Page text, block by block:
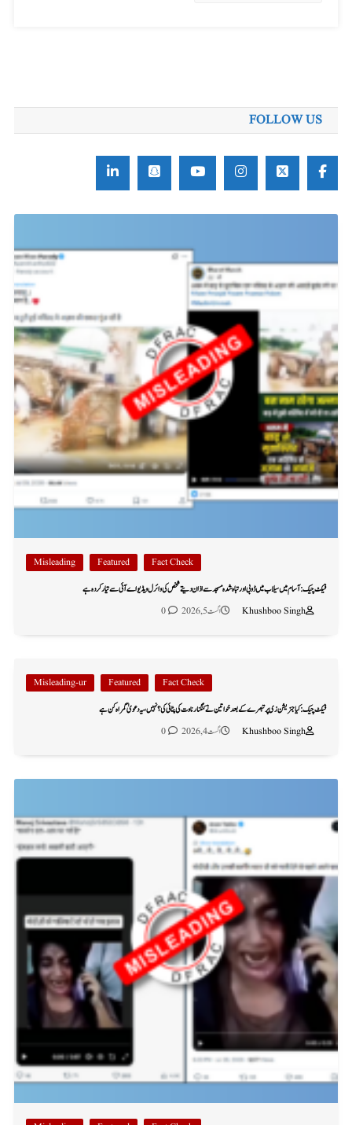
FOLLOW US
Fact Check
Featured
Misleading
فیکٹ چیک: آسام میں سیلاب میں ڈوبی اور تباہ شدہ مسجد سے اذان دیتے شخص کی وائرل ویڈیو اے آئی سے تیار کردہ ہے
Khushboo Singh
اگست 5, 2026 0
Fact Check
Featured
Misleading-ur
فیکٹ چیک: کیا جنریشن زی پر تبصرے کے بعد خواتین نے کنگنا رناوت کی پٹائی کی؟ نہیں، یہ دعویٰ گمراہ کن ہے
Khushboo Singh
اگست 4, 2026 0